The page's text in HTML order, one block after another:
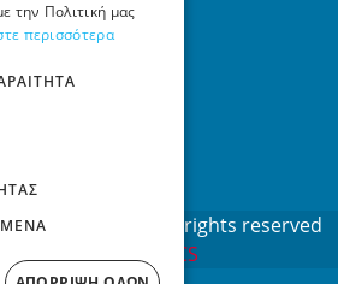
2026
All rights reserved
byNETMECHANICS
την Πολιτική μας
περισσότερα